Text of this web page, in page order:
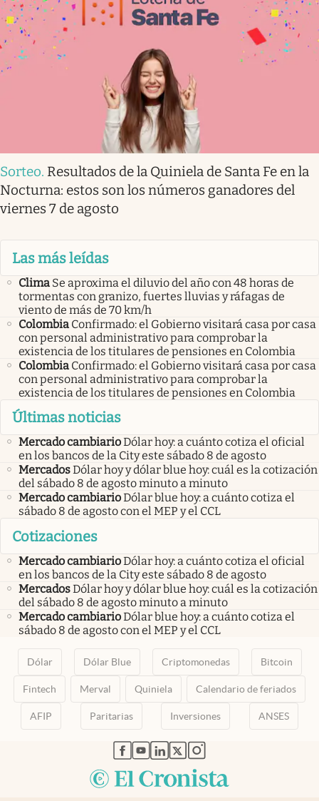
Sorteo. Resultados de la Quiniela de Santa Fe en la
Nocturna: estos son los números ganadores del
viernes 7 de agosto
Las más leídas
Clima Se aproxima el diluvio del año con 48 horas de
tormentas con granizo, fuertes lluvias y ráfagas de
viento de más de 70 km/h
Colombia Confirmado: el Gobierno visitará casa por casa
con personal administrativo para comprobar la
existencia de los titulares de pensiones en Colombia
Colombia Confirmado: el Gobierno visitará casa por casa
con personal administrativo para comprobar la
existencia de los titulares de pensiones en Colombia
Últimas noticias
Mercado cambiarioDólar hoy: a cuánto cotiza el oficial
en los bancos de la City este sábado 8 de agosto
MercadosDólar hoy y dólar blue hoy: cuál es la cotización
del sábado 8 de agosto minuto a minuto
Mercado cambiarioDólar blue hoy: a cuánto cotiza el
sábado 8 de agosto con el MEP y el CCL
Cotizaciones
Mercado cambiarioDólar hoy: a cuánto cotiza el oficial
en los bancos de la City este sábado 8 de agosto
MercadosDólar hoy y dólar blue hoy: cuál es la cotización
del sábado 8 de agosto minuto a minuto
Mercado cambiarioDólar blue hoy: a cuánto cotiza el
sábado 8 de agosto con el MEP y el CCL
Dólar Dólar Blue Criptomonedas Bitcoin
Fintech Merval Quiniela Calendario de feriados
AFIP Paritarias Inversiones ANSES
abre en nueva pestaña
abre en nueva pestaña
abre en nueva pestaña
abre en nueva pestaña
abre en nueva pestaña